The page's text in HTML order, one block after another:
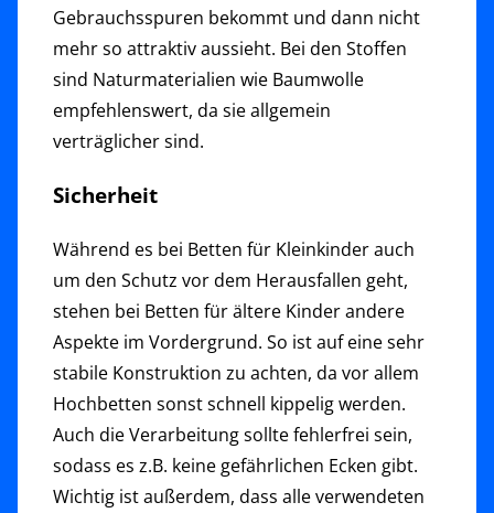
Gebrauchsspuren bekommt und dann nicht
mehr so attraktiv aussieht. Bei den Stoffen
sind Naturmaterialien wie Baumwolle
empfehlenswert, da sie allgemein
verträglicher sind.
Sicherheit
Während es bei Betten für Kleinkinder auch
um den Schutz vor dem Herausfallen geht,
stehen bei Betten für ältere Kinder andere
Aspekte im Vordergrund. So ist auf eine sehr
stabile Konstruktion zu achten, da vor allem
Hochbetten sonst schnell kippelig werden.
Auch die Verarbeitung sollte fehlerfrei sein,
sodass es z.B. keine gefährlichen Ecken gibt.
Wichtig ist außerdem, dass alle verwendeten